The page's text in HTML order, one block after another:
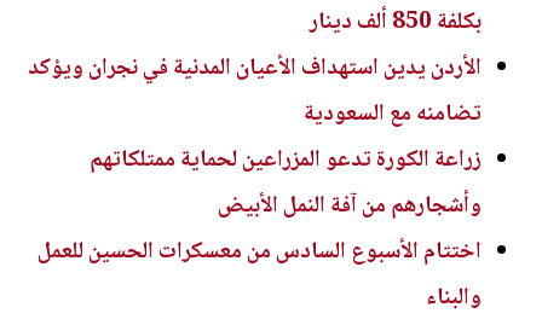
بكلفة 850 ألف دينار
الأردن يدين استهداف الأعيان المدنية في نجران ويؤكد
تضامنه مع السعودية
زراعة الكورة تدعو المزراعين لحماية ممتلكاتهم
وأشجارهم من آفة النمل الأبيض
اختتام الأسبوع السادس من معسكرات الحسين للعمل
والبناء